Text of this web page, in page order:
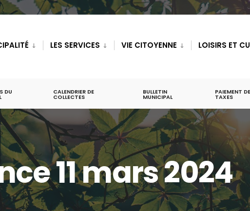
LES SERVICES VIE CITOYENNE LOISIRS ET
DU CALENDRIER DE
COLLECTES
BULLETIN
MUNICIPAL
PAIEMENT DE
TAXES
11 mars 2024